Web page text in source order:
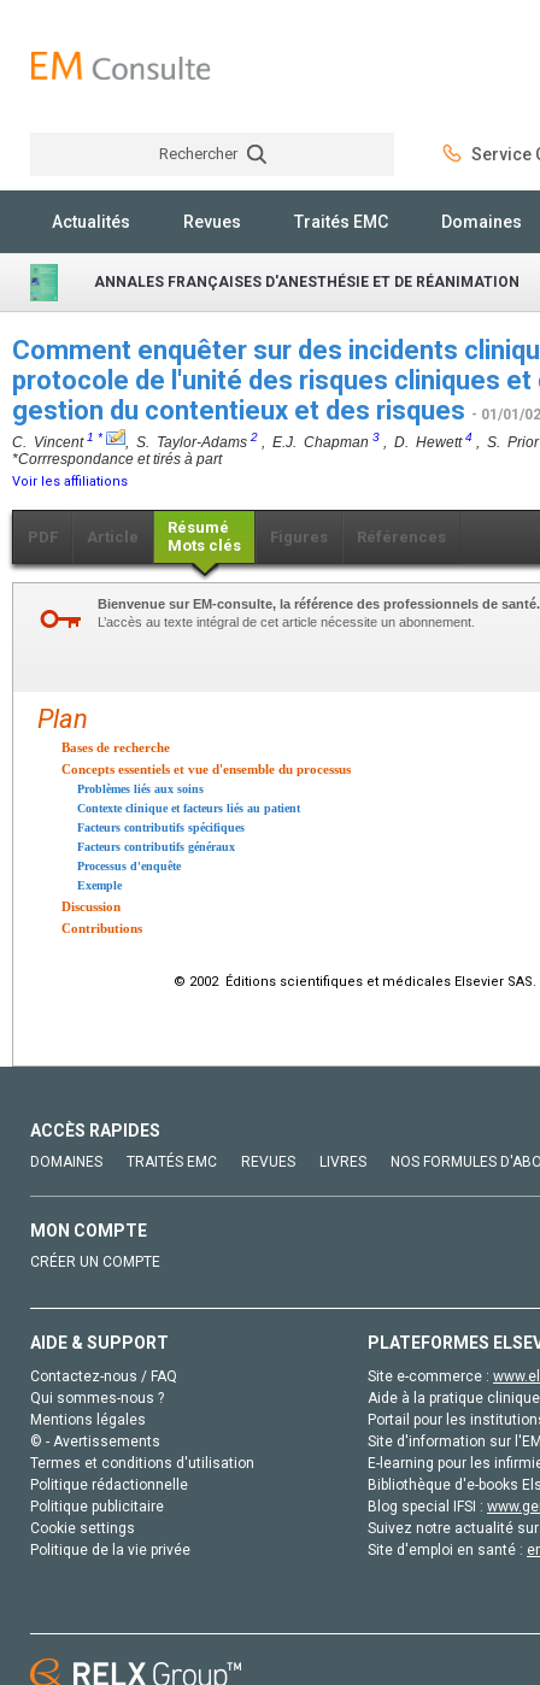
Rechercher Service
Actualités Revues Traités EMC Domaines
ANNALES FRANÇAISES D'ANESTHÉSIE ET DE RÉANIMATION
Comment enquêter sur des incidents
protocole de l'unité des risques cliniques et
gestion du contentieux et des risques - 01/01/02
C. Vincent 1 * , S. Taylor-Adams 2 , E.J. Chapman 3 , D. Hewett4 , S.
*Corrrespondance et tirés à part
Voir les affiliations
PDF Article
Résumé
Mots clés
Figures Références
Bienvenue sur EM-consulte, la référence des professionnels de santé.
L’accès au texte intégral de cet article nécessite un abonnement.
Plan
Bases de recherche
Concepts essentiels et vue d'ensemble du processus
Problèmes liés aux soins
Contexte clinique et facteurs liés au patient
Facteurs contributifs spécifiques
Facteurs contributifs généraux
Processus d'enquête
Exemple
Discussion
Contributions
© 2002 Éditions scientifiques et médicales Elsevier SAS.
ACCÈS RAPIDES
DOMAINES TRAITÉS EMC REVUES LIVRES NOS FORMULES
MON COMPTE
CRÉER UN COMPTE
AIDE & SUPPORT
Contactez-nous / FAQ
Qui sommes-nous ?
Mentions légales
© - Avertissements
Termes et conditions d'utilisation
Politique rédactionnelle
Politique publicitaire
Cookie settings
Politique de la vie privée
PLATEFORMES
Site e-commerce :
Aide à la pratique
Portail pour les
Site d'information sur
E-learning pour les
Bibliothèque d'e-books
Blog special IFSI :
Suivez notre actualité
Site d'emploi en santé :